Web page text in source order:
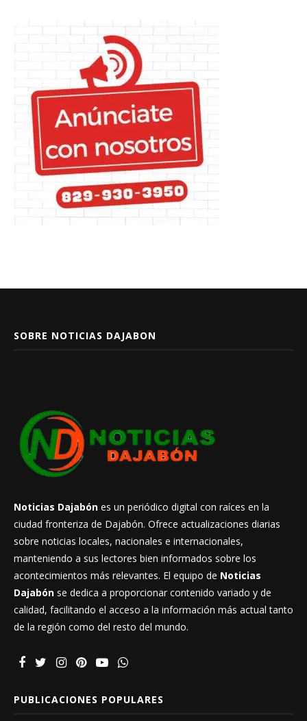
SOBRE NOTICIAS DAJABON
Noticias Dajabón es un periódico digital con raíces en la
ciudad fronteriza de Dajabón. Ofrece actualizaciones diarias
sobre noticias locales, nacionales e internacionales,
manteniendo a sus lectores bien informados sobre los
acontecimientos más relevantes. El equipo de Noticias
Dajabón se dedica a proporcionar contenido variado y de
calidad, facilitando el acceso a la información más actual tanto
de la región como del resto del mundo.
PUBLICACIONES POPULARES